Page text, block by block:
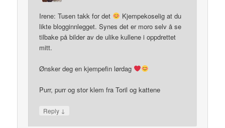
Irene: Tusen takk for det
Kjempekoselig at du
likte blogginnlegget. Synes det er moro selv å se
tilbake på bilder av de ulike kullene i oppdrettet
mitt.
Ønsker deg en kjempefin lørdag
Purr, purr og stor klem fra Toril og kattene
Reply ↓